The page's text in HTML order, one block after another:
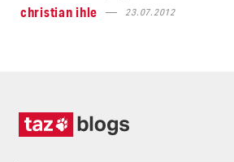
christian ihle
23.07.2012